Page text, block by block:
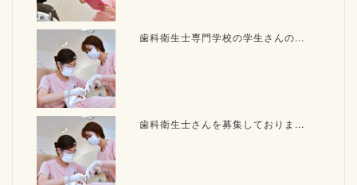
歯科衛生士専門学校の学生さんの...
歯科衛生士さんを募集しておりま...